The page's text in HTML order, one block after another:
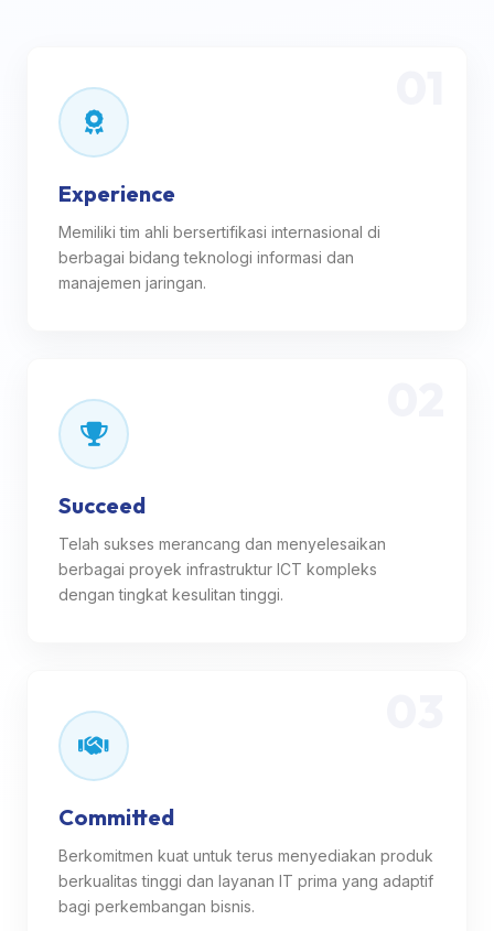
Experience
Memiliki tim ahli bersertifikasi internasional di
berbagai bidang teknologi informasi dan
manajemen jaringan.
Succeed
Telah sukses merancang dan menyelesaikan
berbagai proyek infrastruktur ICT kompleks
dengan tingkat kesulitan tinggi.
Committed
Berkomitmen kuat untuk terus menyediakan produk
berkualitas tinggi dan layanan IT prima yang adaptif
bagi perkembangan bisnis.